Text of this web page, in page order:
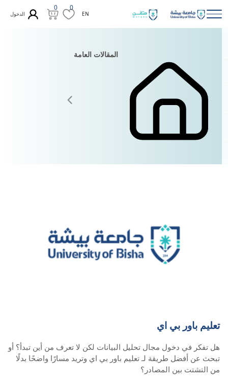
EN
0
0
الدخول
المقالات العامة
تعليم باور بي اي
هل تفكر في دخول مجال تحليل البيانات لكن لا تعرف من أين تبدأ؟ أو
تبحث عن أفضل طريقة لـ تعليم باور بي اي وتريد مسارًا واضحًا بدلًا
من التشتت بين المصادر؟